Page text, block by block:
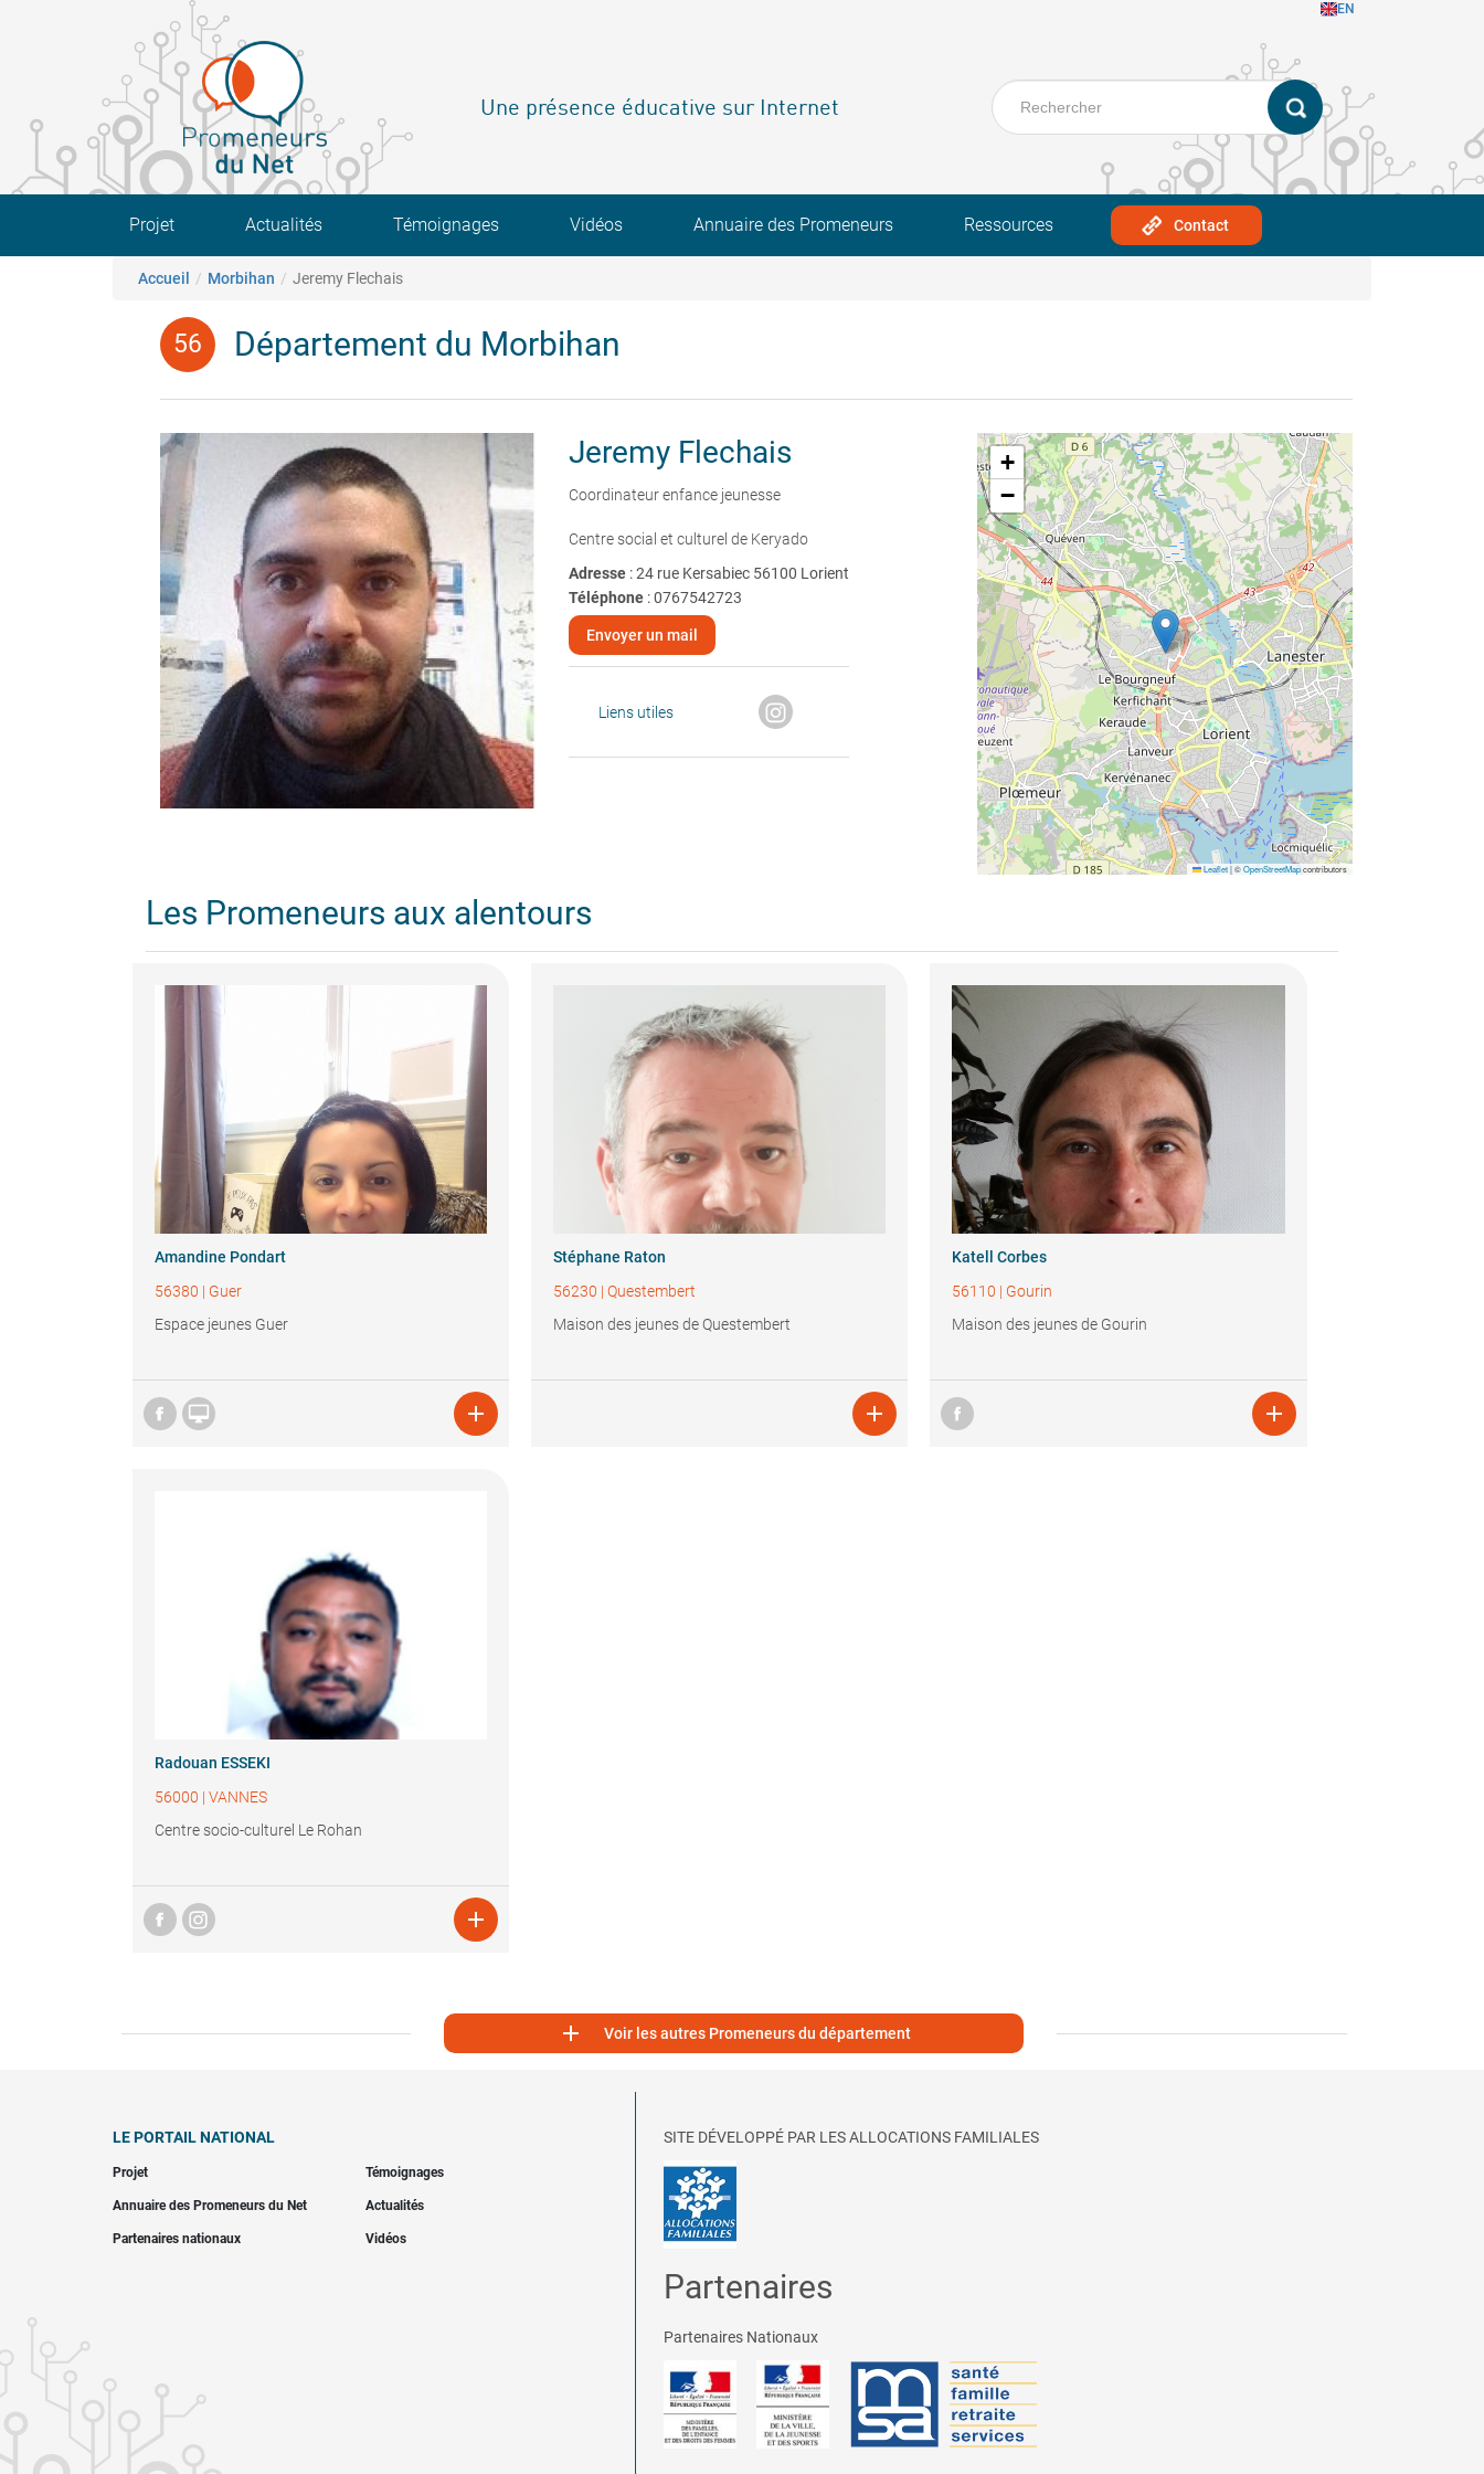
EN
Une présence éducative sur Internet
Main navigation
Projet Actualités Témoignages Vidéos Annuaire des Promeneurs Ressources Contact
Fil d'Ariane
Accueil Morbihan Jeremy Flechais
Département du Morbihan
Jeremy Flechais
Coordinateur enfance jeunesse
Centre social et culturel de Keryado
Adresse : 24 rue Kersabiec 56100 Lorient
Téléphone:0767542723
Envoyer un mail
Liens utiles
+
−
Leaflet |©OpenStreetMapcontributors
Les Promeneurs aux alentours
Amandine Pondart
56380 | Guer
Espace jeunes Guer
 
Stéphane Raton
56230 | Questembert
Maison des jeunes de Questembert

Katell Corbes
56110 | Gourin
Maison des jeunes de Gourin

Radouan ESSEKI
56000 | VANNES
Centre socio-culturel Le Rohan

 Voir les autres Promeneurs du département
LE PORTAIL NATIONAL
Projet Témoignages
Annuaire des Promeneurs du Net Actualités
Partenaires nationaux Vidéos
SITE DÉVELOPPÉ PAR LES ALLOCATIONS FAMILIALES
Partenaires
Partenaires Nationaux